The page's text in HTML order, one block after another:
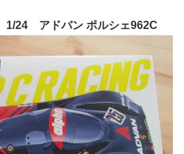
1/24 アドバン ポルシェ962C